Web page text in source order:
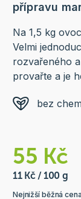
přípravu
Na 1,5 kg
Velmi
rozvařeného
provařte a je
bez
55 Kč
11 Kč / 100 g
Nejnižší běžná